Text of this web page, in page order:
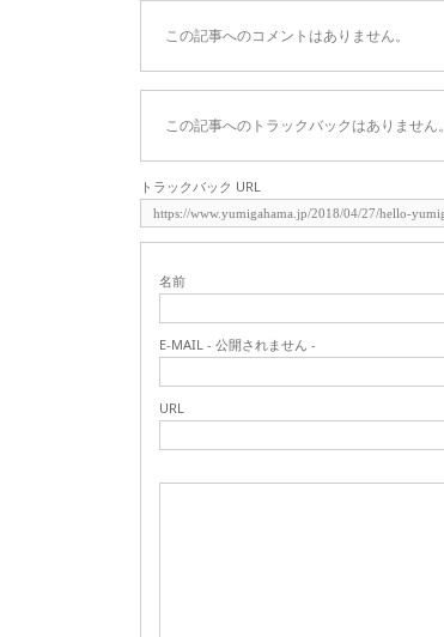
この記事へのコメントはありません。
この記事へのトラックバックはありません。
トラックバック URL
名前
E-MAIL - 公開されません -
URL